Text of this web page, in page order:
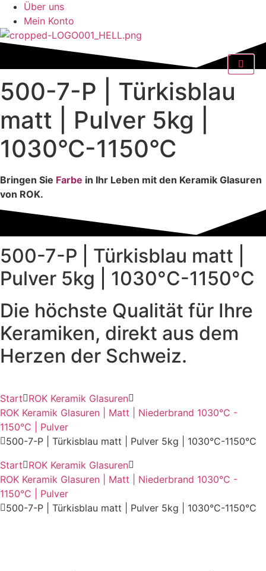
Über uns
Mein Konto
500-7-P | Türkisblau
matt | Pulver 5kg |
1030°C-1150°C
Bringen Sie Farbe in Ihr Leben mit den Keramik Glasuren
von ROK.
500-7-P | Türkisblau matt |
Pulver 5kg | 1030°C-1150°C
Die höchste Qualität für Ihre
Keramiken, direkt aus dem
Herzen der Schweiz.
Start ROK Keramik Glasuren
ROK Keramik Glasuren | Matt | Niederbrand 1030°C -
1150°C | Pulver
500-7-P | Türkisblau matt | Pulver 5kg | 1030°C-1150°C
Start ROK Keramik Glasuren
ROK Keramik Glasuren | Matt | Niederbrand 1030°C -
1150°C | Pulver
500-7-P | Türkisblau matt | Pulver 5kg | 1030°C-1150°C